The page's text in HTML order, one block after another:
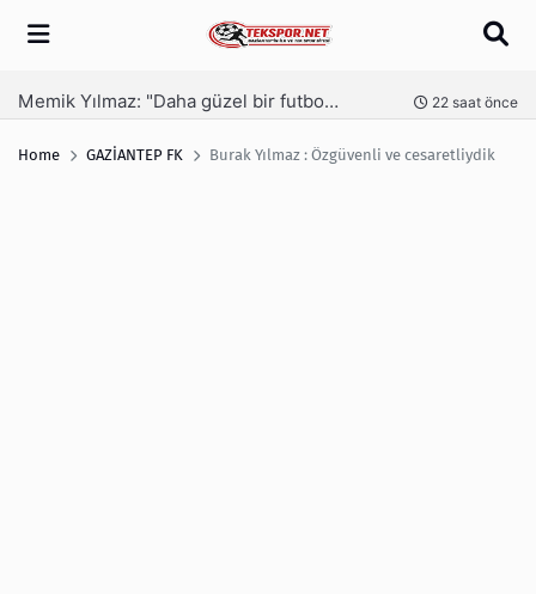
Arama
Memik Yılmaz: "Daha güzel bir futbol seyrettirmek için mücadele ediyoruz" 22 saat önce
Home GAZİANTEP FK Burak Yılmaz : Özgüvenli ve cesaretliydik